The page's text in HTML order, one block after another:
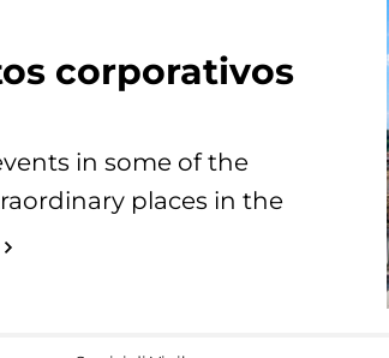
corporativos
in some of the
places in the